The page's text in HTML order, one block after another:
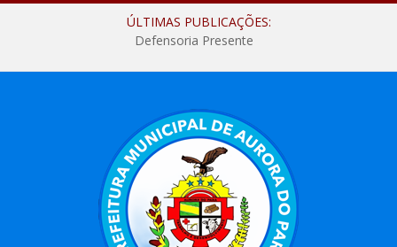
ÚLTIMAS PUBLICAÇÕES:
Defensoria Presente